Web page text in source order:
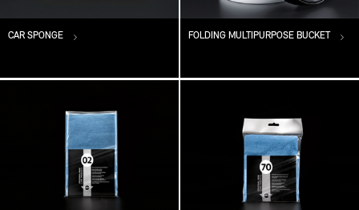
CAR SPONGE FOLDING MULTIPURPOSE BUCKET